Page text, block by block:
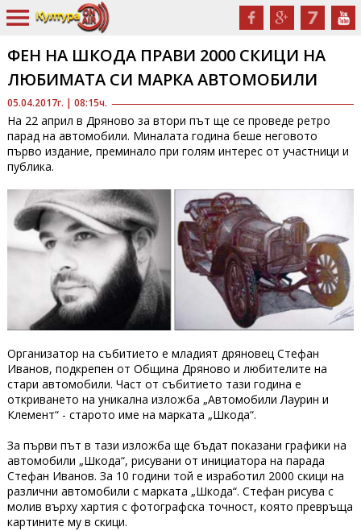
05.04.2017г. | 08:15ч.
ФЕН НА ШКОДА ПРАВИ 2000 СКИЦИ НА
ЛЮБИМАТА СИ МАРКА АВТОМОБИЛИ
На 22 април в Дряново за втори път ще се проведе ретро
парад на автомобили. Миналата година беше неговото
първо издание, преминало при голям интерес от участници и
публика.
Организатор на събитието е младият дряновец Стефан
Иванов, подкрепен от Община Дряново и любителите на
стари автомобили. Част от събитието тази година е
откриването на уникална изложба „Автомобили Лаурин и
Клемент“ - старото име на марката „Шкода“.
За първи път в тази изложба ще бъдат показани графики на
автомобили „Шкода“, рисувани от инициатора на парада
Стефан Иванов. За 10 години той е изработил 2000 скици на
различни автомобили с марката „Шкода“. Стефан рисува с
молив върху хартия с фотографска точност, която превръща
картините му в скици.